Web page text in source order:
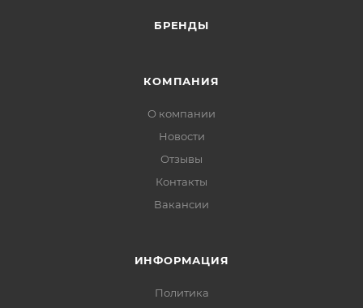
БРЕНДЫ
КОМПАНИЯ
О компании
Новости
Отзывы
Контакты
Вакансии
ИНФОРМАЦИЯ
Политика